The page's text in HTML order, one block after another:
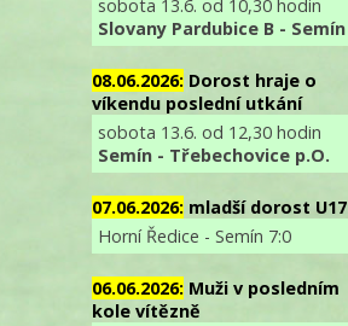
sobota 13.6. od 10,30 hodin
Slovany Pardubice B - Semín
08.06.2026: Dorost hraje o
víkendu poslední utkání
sobota 13.6. od 12,30 hodin
Semín - Třebechovice p.O.
07.06.2026: mladší dorost U17
Horní Ředice - Semín 7:0
06.06.2026: Muži v posledním
kole vítězně